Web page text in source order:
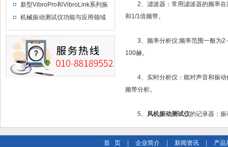
新型VibroPro和VibroLink系列振
动专业测试产品
机械振动测试仪功能与应用领域
2、滤波器：常用滤波器的频率在
和1/1倍频带。
3、频率分析仪:频率范围一般为2
100赫。
4、实时分析仪：能对声音和振动
频带分析。
5、 风机振动测试仪的记录器：
首 页 企业简介 新闻资讯 产品